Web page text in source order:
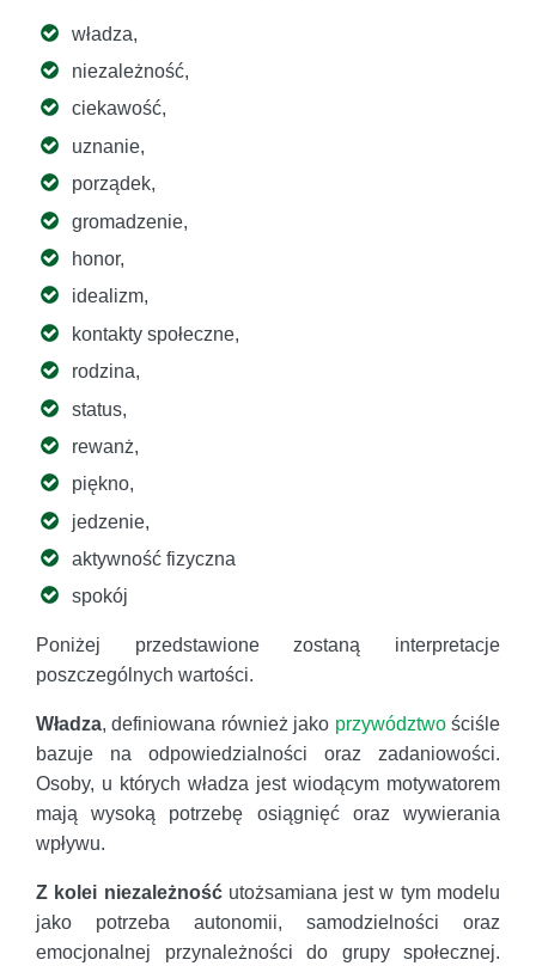
władza,
niezależność,
ciekawość,
uznanie,
porządek,
gromadzenie,
honor,
idealizm,
kontakty społeczne,
rodzina,
status,
rewanż,
piękno,
jedzenie,
aktywność fizyczna
spokój
Poniżej przedstawione zostaną interpretacje
poszczególnych wartości.
Władza, definiowana również jako przywództwościśle
bazuje na odpowiedzialności oraz zadaniowości.
Osoby, u których władza jest wiodącym motywatorem
mają wysoką potrzebę osiągnięć oraz wywierania
wpływu.
Z kolei niezależnośćutożsamiana jest w tym modelu
jako potrzeba autonomii, samodzielności oraz
emocjonalnej przynależności do grupy społecznej.